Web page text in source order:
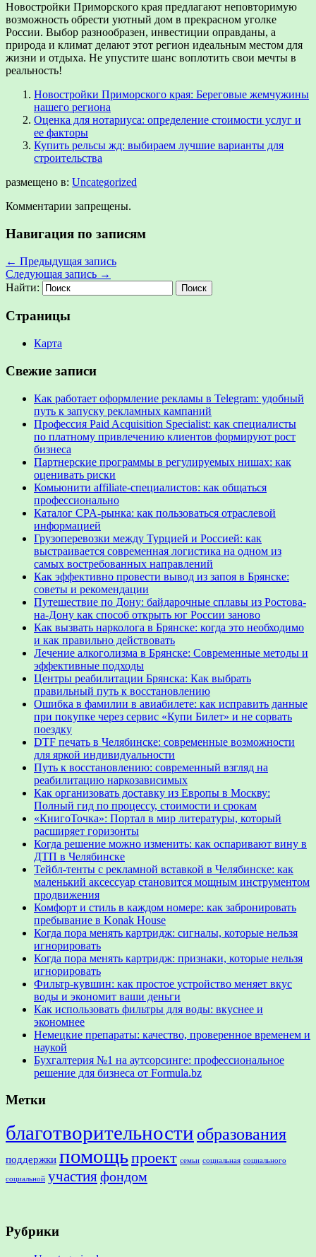
Новостройки Приморского края предлагают неповторимую
возможность обрести уютный дом в прекрасном уголке
России. Выбор разнообразен, инвестиции оправданы, а
природа и климат делают этот регион идеальным местом для
жизни и отдыха. Не упустите шанс воплотить свои мечты в
реальность!
Новостройки Приморского края: Береговые жемчужины
нашего региона
Оценка для нотариуса: определение стоимости услуг и
ее факторы
Купить рельсы жд: выбираем лучшие варианты для
строительства
размещено в: Uncategorized
Комментарии запрещены.
Навигация по записям
← Предыдущая запись
Следующая запись →
Найти:
Страницы
Карта
Свежие записи
Как работает оформление рекламы в Telegram: удобный
путь к запуску рекламных кампаний
Профессия Paid Acquisition Specialist: как специалисты
по платному привлечению клиентов формируют рост
бизнеса
Партнерские программы в регулируемых нишах: как
оценивать риски
Комьюнити affiliate-специалистов: как общаться
профессионально
Каталог CPA-рынка: как пользоваться отраслевой
информацией
Грузоперевозки между Турцией и Россией: как
выстраивается современная логистика на одном из
самых востребованных направлений
Как эффективно провести вывод из запоя в Брянске:
советы и рекомендации
Путешествие по Дону: байдарочные сплавы из Ростова-
на-Дону как способ открыть юг России заново
Как вызвать нарколога в Брянске: когда это необходимо
и как правильно действовать
Лечение алкоголизма в Брянске: Современные методы и
эффективные подходы
Центры реабилитации Брянска: Как выбрать
правильный путь к восстановлению
Ошибка в фамилии в авиабилете: как исправить данные
при покупке через сервис «Купи Билет» и не сорвать
поездку
DTF печать в Челябинске: современные возможности
для яркой индивидуальности
Путь к восстановлению: современный взгляд на
реабилитацию наркозависимых
Как организовать доставку из Европы в Москву:
Полный гид по процессу, стоимости и срокам
«КнигоТочка»: Портал в мир литературы, который
расширяет горизонты
Когда решение можно изменить: как оспаривают вину в
ДТП в Челябинске
Тейбл-тенты с рекламной вставкой в Челябинске: как
маленький аксессуар становится мощным инструментом
продвижения
Комфорт и стиль в каждом номере: как забронировать
пребывание в Konak House
Когда пора менять картридж: сигналы, которые нельзя
игнорировать
Когда пора менять картридж: признаки, которые нельзя
игнорировать
Фильтр-кувшин: как простое устройство меняет вкус
воды и экономит ваши деньги
Как использовать фильтры для воды: вкуснее и
экономнее
Немецкие препараты: качество, проверенное временем и
наукой
Бухгалтерия №1 на аутсорсинге: профессиональное
решение для бизнеса от Formula.bz
Метки
благотворительности образования
поддержки помощьпроект семьи социальная социального
социальной участияфондом
Рубрики